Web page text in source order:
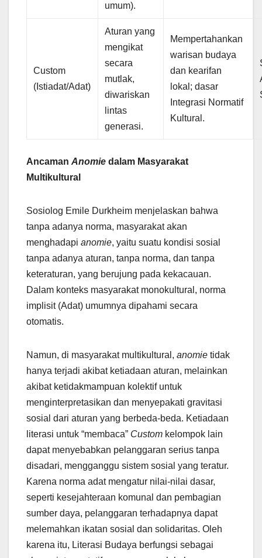
umum).
Custom
(Istiadat/Adat)
Aturan yang
mengikat
secara
mutlak,
diwariskan
lintas
generasi.
Mempertahankan
warisan budaya
dan kearifan
lokal; dasar
Integrasi Normatif
Kultural.
Ancaman Anomie dalam Masyarakat
Multikultural
Sosiolog Emile Durkheim menjelaskan bahwa
tanpa adanya norma, masyarakat akan
menghadapi anomie, yaitu suatu kondisi sosial
tanpa adanya aturan, tanpa norma, dan tanpa
keteraturan, yang berujung pada kekacauan.
Dalam konteks masyarakat monokultural, norma
implisit (Adat) umumnya dipahami secara
otomatis.
Namun, di masyarakat multikultural, anomie tidak
hanya terjadi akibat ketiadaan aturan, melainkan
akibat ketidakmampuan kolektif untuk
menginterpretasikan dan menyepakati gravitasi
sosial dari aturan yang berbeda-beda. Ketiadaan
literasi untuk “membaca” Custom kelompok lain
dapat menyebabkan pelanggaran serius tanpa
disadari, mengganggu sistem sosial yang teratur.
Karena norma adat mengatur nilai-nilai dasar,
seperti kesejahteraan komunal dan pembagian
sumber daya, pelanggaran terhadapnya dapat
melemahkan ikatan sosial dan solidaritas. Oleh
karena itu, Literasi Budaya berfungsi sebagai